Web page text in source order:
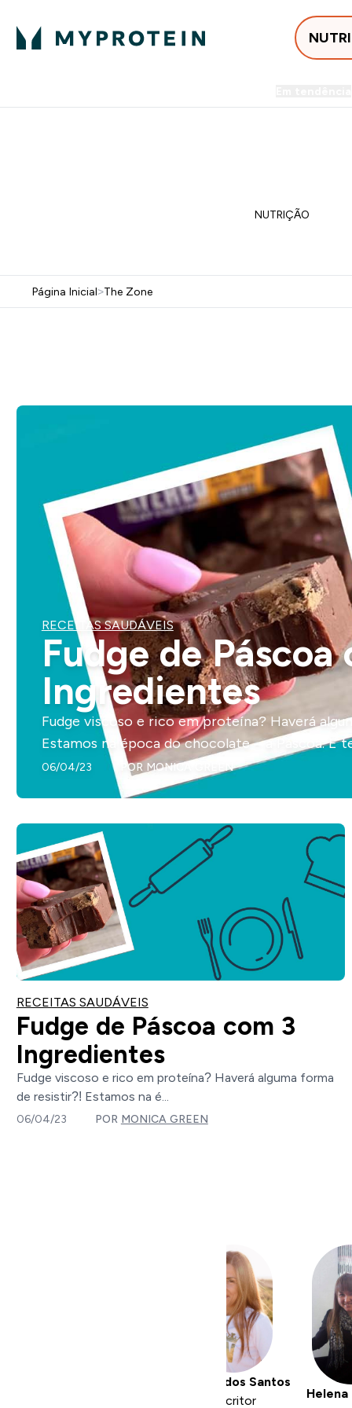
NUTRIÇÃO
Página Inicial>The Zone
RECEITAS SAUDÁVEIS
Fudge de Páscoa
Ingredientes
Fudge viscoso e rico em proteína? Haverá
Estamos na época do chocolate – a Páscoa. E
06/04/23 POR MONICA GREEN
RECEITAS SAUDÁVEIS
Fudge de Páscoa com 3
Ingredientes
Fudge viscoso e rico em proteína? Haverá alguma forma
de resistir?! Estamos na é...
06/04/23 POR MONICA GREEN
Cláudia dos Santos
Escritor
Helena